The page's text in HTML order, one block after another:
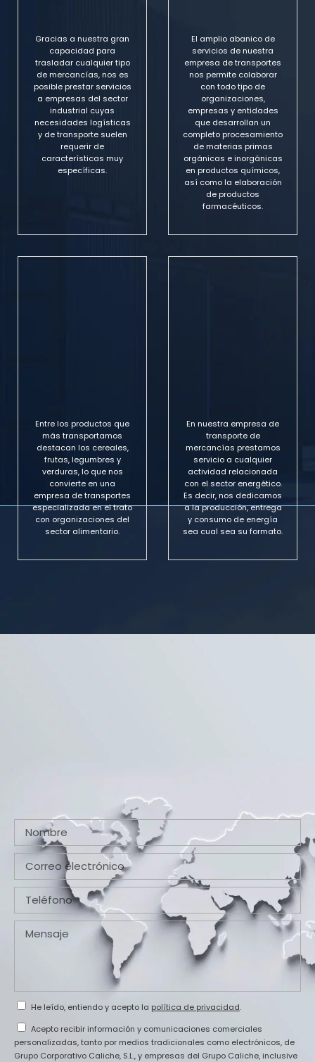
Gracias a nuestra gran
capacidad para
trasladar cualquier tipo
de mercancías, nos es
posible prestar servicios
a empresas del sector
industrial cuyas
necesidades logísticas
y de transporte suelen
requerir de
características muy
específicas.
El amplio abanico de
servicios de nuestra
empresa de transportes
nos permite colaborar
con todo tipo de
organizaciones,
empresas y entidades
que desarrollan un
completo procesamiento
de materias primas
orgánicas e inorgánicas
en productos químicos,
así como la elaboración
de productos
farmacéuticos.
Entre los productos que
más transportamos
destacan los cereales,
frutas, legumbres y
verduras, lo que nos
convierte en una
empresa de transportes
especializada en el trato
con organizaciones del
sector alimentario.
En nuestra empresa de
transporte de
mercancías prestamos
servicio a cualquier
actividad relacionada
con el sector energético.
Es decir, nos dedicamos
a la producción, entrega
y consumo de energía
sea cual sea su formato.
He leído, entiendo y acepto la política de privacidad.
Acepto recibir información y comunicaciones comerciales
personalizadas, tanto por medios tradicionales como electrónicos, de
Grupo Corporativo Caliche, S.L., y empresas del Grupo Caliche, inclusive